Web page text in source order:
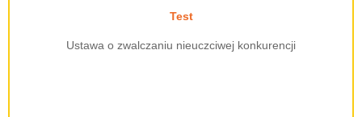
Test
Ustawa o zwalczaniu nieuczciwej konkurencji